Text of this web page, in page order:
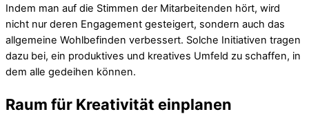
Indem man auf die Stimmen der Mitarbeitenden hört, wird
nicht nur deren Engagement gesteigert, sondern auch das
allgemeine Wohlbefinden verbessert. Solche Initiativen tragen
dazu bei, ein produktives und kreatives Umfeld zu schaffen, in
dem alle gedeihen können.
Raum für Kreativität einplanen